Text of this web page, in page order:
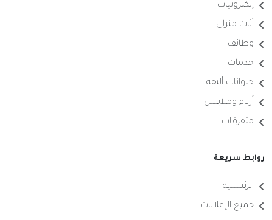
إلكترونيات
أثاث منزلي
وظائف
خدمات
حيوانات أليفة
أزياء وملابس
متفرقات
روابط سريعة
الرئيسية
جميع الإعلانات